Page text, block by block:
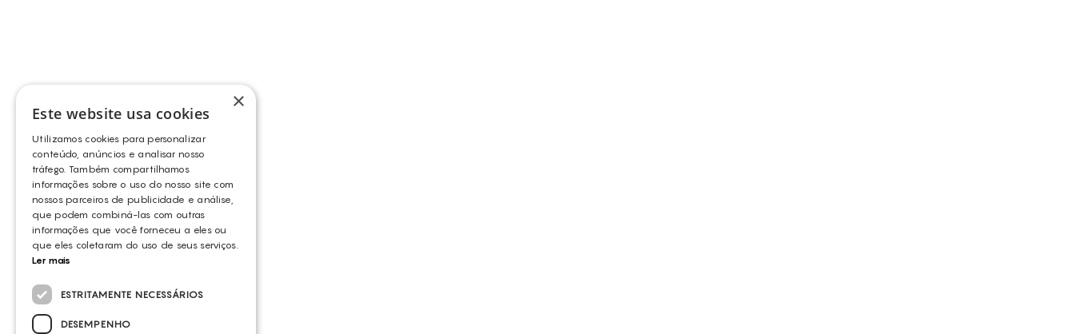
×
Este website usa cookies
Utilizamos cookies para personalizar
conteúdo, anúncios e analisar nosso
tráfego. Também compartilhamos
informações sobre o uso do nosso site com
nossos parceiros de publicidade e análise,
que podem combiná-las com outras
informações que você forneceu a eles ou
que eles coletaram do uso de seus serviços.
Ler mais
ESTRITAMENTE NECESSÁRIOS
DESEMPENHO